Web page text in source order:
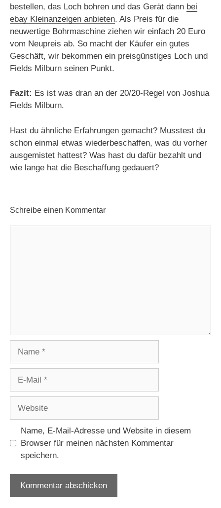
bestellen, das Loch bohren und das Gerät dann bei
ebay Kleinanzeigen anbieten. Als Preis für die
neuwertige Bohrmaschine ziehen wir einfach 20 Euro
vom Neupreis ab. So macht der Käufer ein gutes
Geschäft, wir bekommen ein preisgünstiges Loch und
Fields Milburn seinen Punkt.
Fazit: Es ist was dran an der 20/20-Regel von Joshua
Fields Milburn.
Hast du ähnliche Erfahrungen gemacht? Musstest du
schon einmal etwas wiederbeschaffen, was du vorher
ausgemistet hattest? Was hast du dafür bezahlt und
wie lange hat die Beschaffung gedauert?
Schreibe einen Kommentar
Name, E-Mail-Adresse und Website in diesem
Browser für meinen nächsten Kommentar
speichern.